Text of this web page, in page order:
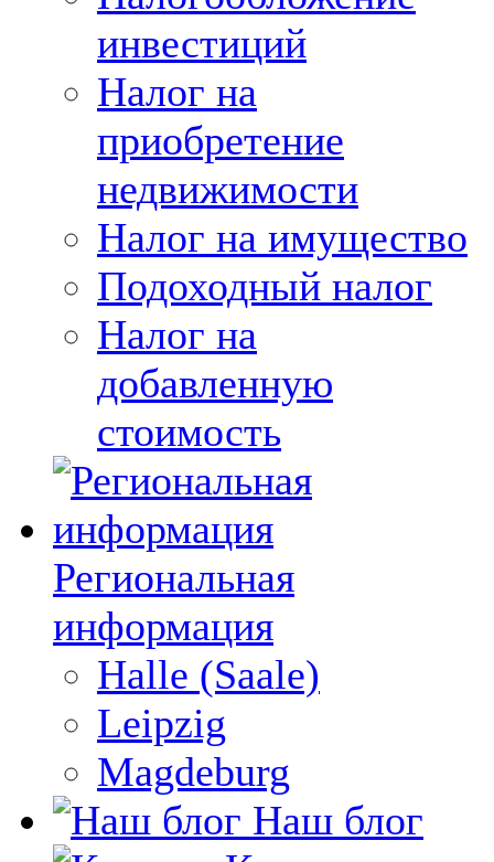
инвестиций
Налог на
приобретение
недвижимости
Налог на имущество
Подоходный налог
Налог на
добавленную
стоимость
Региональная
информация
Halle (Saale)
Leipzig
Magdeburg
Наш блог